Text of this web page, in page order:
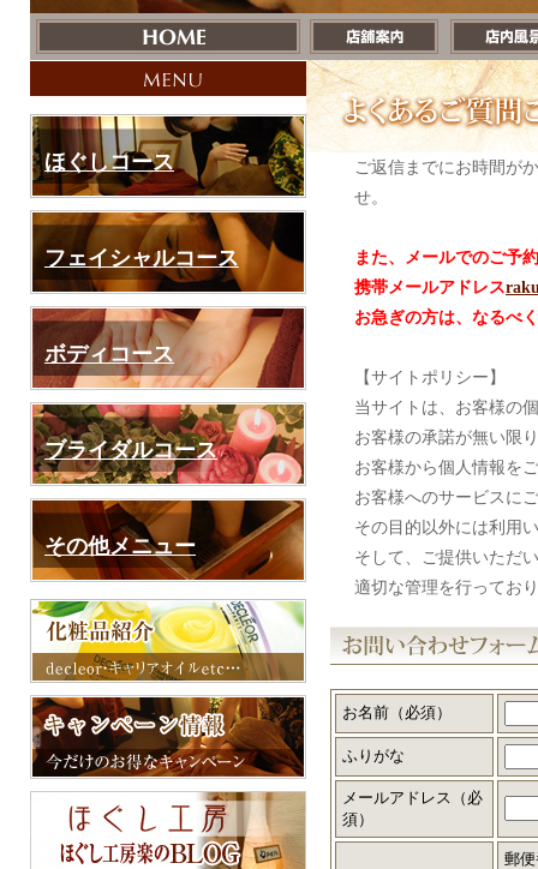
ほぐしコース
フェイシャルコース
ボディコース
ブライダルコース
その他メニュー
化粧品紹介
化粧品紹介
エステスクール
ご返信までにお時間が
せ。
また、メールでのご予
携帯メールアドレス
お急ぎの方は、なるべ
【サイトポリシー】
当サイトは、お客様の
お客様の承諾が無い限
お客様から個人情報を
お客様へのサービスに
その目的以外には利用
そして、ご提供いただ
適切な管理を行ってお
お名前（必須）
ふりがな
メールアドレス（必
須）
郵